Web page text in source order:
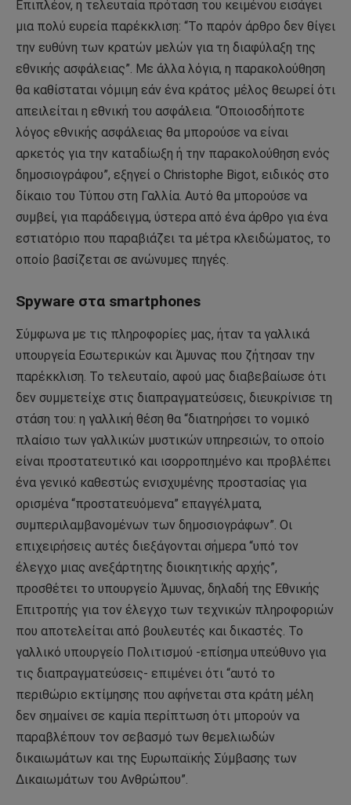
Επιπλέον, η τελευταία πρόταση του κειμένου εισάγει
μια πολύ ευρεία παρέκκλιση: “Το παρόν άρθρο δεν θίγει
την ευθύνη των κρατών μελών για τη διαφύλαξη της
εθνικής ασφάλειας”. Με άλλα λόγια, η παρακολούθηση
θα καθίσταται νόμιμη εάν ένα κράτος μέλος θεωρεί ότι
απειλείται η εθνική του ασφάλεια. “Οποιοσδήποτε
λόγος εθνικής ασφάλειας θα μπορούσε να είναι
αρκετός για την καταδίωξη ή την παρακολούθηση ενός
δημοσιογράφου”, εξηγεί ο Christophe Bigot, ειδικός στο
δίκαιο του Τύπου στη Γαλλία. Αυτό θα μπορούσε να
συμβεί, για παράδειγμα, ύστερα από ένα άρθρο για ένα
εστιατόριο που παραβιάζει τα μέτρα κλειδώματος, το
οποίο βασίζεται σε ανώνυμες πηγές.
Spyware στα smartphones
Σύμφωνα με τις πληροφορίες μας, ήταν τα γαλλικά
υπουργεία Εσωτερικών και Άμυνας που ζήτησαν την
παρέκκλιση. Το τελευταίο, αφού μας διαβεβαίωσε ότι
δεν συμμετείχε στις διαπραγματεύσεις, διευκρίνισε τη
στάση του: η γαλλική θέση θα “διατηρήσει το νομικό
πλαίσιο των γαλλικών μυστικών υπηρεσιών, το οποίο
είναι προστατευτικό και ισορροπημένο και προβλέπει
ένα γενικό καθεστώς ενισχυμένης προστασίας για
ορισμένα “προστατευόμενα” επαγγέλματα,
συμπεριλαμβανομένων των δημοσιογράφων”. Οι
επιχειρήσεις αυτές διεξάγονται σήμερα “υπό τον
έλεγχο μιας ανεξάρτητης διοικητικής αρχής”,
προσθέτει το υπουργείο Άμυνας, δηλαδή της Εθνικής
Επιτροπής για τον έλεγχο των τεχνικών πληροφοριών
που αποτελείται από βουλευτές και δικαστές. Το
γαλλικό υπουργείο Πολιτισμού -επίσημα υπεύθυνο για
τις διαπραγματεύσεις- επιμένει ότι “αυτό το
περιθώριο εκτίμησης που αφήνεται στα κράτη μέλη
δεν σημαίνει σε καμία περίπτωση ότι μπορούν να
παραβλέπουν τον σεβασμό των θεμελιωδών
δικαιωμάτων και της Ευρωπαϊκής Σύμβασης των
Δικαιωμάτων του Ανθρώπου”.